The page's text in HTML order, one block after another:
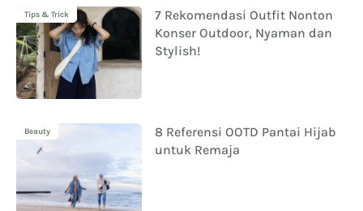
Tips & Trick
7 Rekomendasi Outfit Nonton
Konser Outdoor, Nyaman dan
Stylish!
Beauty
8 Referensi OOTD Pantai Hijab
untuk Remaja